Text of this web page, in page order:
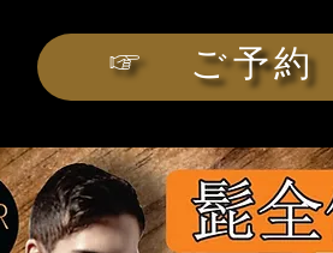
☞ ご予